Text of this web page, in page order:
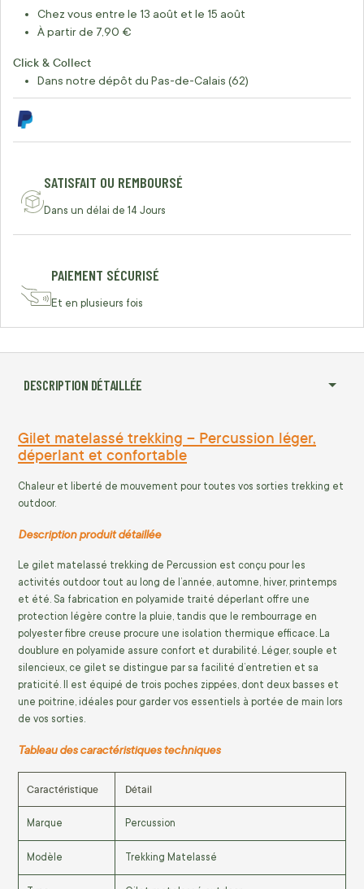
Chez vous entre le 13 août et le 15 août
À partir de 7,90 €
Click & Collect
Dans notre dépôt du Pas-de-Calais (62)
SATISFAIT OU REMBOURSÉ
Dans un délai de 14 Jours
PAIEMENT SÉCURISÉ
Et en plusieurs fois
DESCRIPTION DÉTAILLÉE
Gilet matelassé trekking – Percussion léger,
déperlant et confortable
Chaleur et liberté de mouvement pour toutes vos sorties trekking et
outdoor.
Description produit détaillée
Le gilet matelassé trekking de Percussion est conçu pour les
activités outdoor tout au long de l’année, automne, hiver, printemps
et été. Sa fabrication en polyamide traité déperlant offre une
protection légère contre la pluie, tandis que le rembourrage en
polyester fibre creuse procure une isolation thermique efficace. La
doublure en polyamide assure confort et durabilité. Léger, souple et
silencieux, ce gilet se distingue par sa facilité d’entretien et sa
praticité. Il est équipé de trois poches zippées, dont deux basses et
une poitrine, idéales pour garder vos essentiels à portée de main lors
de vos sorties.
Tableau des caractéristiques techniques
Caractéristique Détail
Marque Percussion
Modèle Trekking Matelassé